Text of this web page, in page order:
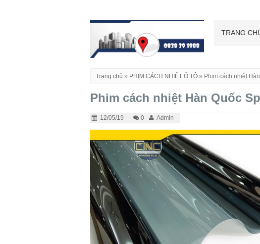
TRANG
Trang chủ » PHIM CÁCH NHIỆT Ô TÔ » Phim cách nhiệt
Phim cách nhiệt Hàn Quốc
12/05/19 - 0 - Admin